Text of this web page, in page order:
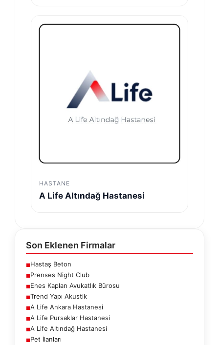
HASTANE
A Life Altındağ Hastanesi
Son Eklenen Firmalar
■Hastaş Beton
■Prenses Night Club
■Enes Kaplan Avukatlık Bürosu
■Trend Yapı Akustik
■A Life Ankara Hastanesi
■A Life Pursaklar Hastanesi
■A Life Altındağ Hastanesi
■Pet İlanları